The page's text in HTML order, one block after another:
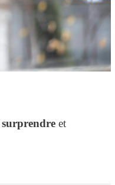
surprendre et